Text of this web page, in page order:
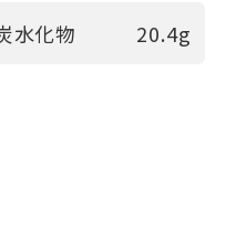
水化物 20.4g